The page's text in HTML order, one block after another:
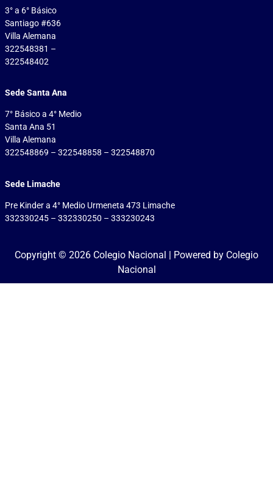
3° a 6° Básico
Santiago #636
Villa Alemana
322548381 –
322548402
Sede Santa Ana
7° Básico a 4° Medio
Santa Ana 51
Villa Alemana
322548869 – 322548858 – 322548870
Sede Limache
Pre Kinder a 4° Medio Urmeneta 473 Limache
332330245 – 332330250 – 333230243
Copyright © 2026 Colegio Nacional | Powered by Colegio
Nacional